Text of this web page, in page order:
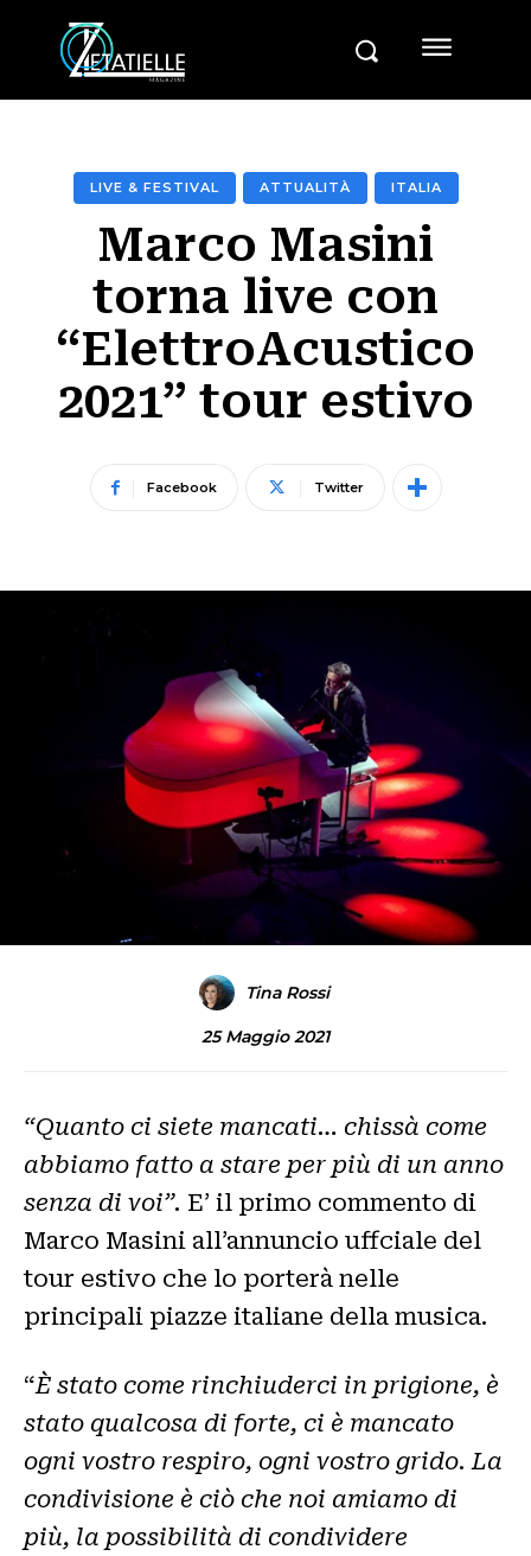
LIVE & FESTIVAL ATTUALITÀ ITALIA
Marco Masini
torna live con
“ElettroAcustico
2021” tour estivo
Facebook Twitter
Tina Rossi
25 Maggio 2021
“Quanto ci siete mancati… chissà come
abbiamo fatto a stare per più di un anno
senza di voi”. E’ il primo commento di
Marco Masini all’annuncio uffciale del
tour estivo che lo porterà nelle
principali piazze italiane della musica.
“È stato come rinchiuderci in prigione, è
stato qualcosa di forte, ci è mancato
ogni vostro respiro, ogni vostro grido. La
condivisione è ciò che noi amiamo di
più, la possibilità di condividere